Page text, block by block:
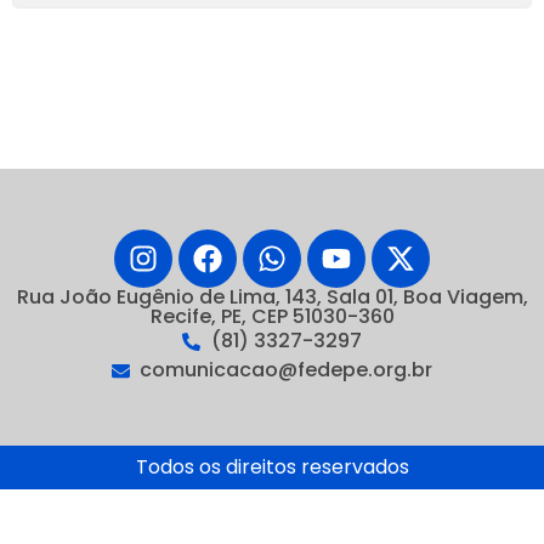
Rua João Eugênio de Lima, 143, Sala 01, Boa Viagem,
Recife, PE, CEP 51030-360
(81) 3327-3297
comunicacao@fedepe.org.br
Todos os direitos reservados